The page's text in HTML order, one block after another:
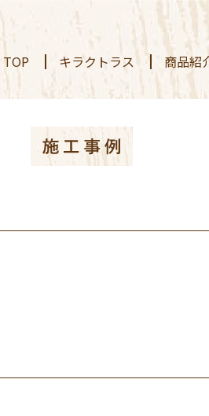
TOP キラクトラス 商品紹